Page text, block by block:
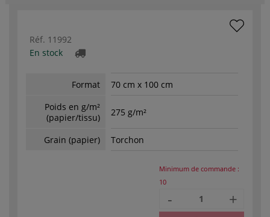
Réf. 11992
En stock
Format
70 cm x 100 cm
Poids en g/m²
(papier/tissu)
275 g/m²
Grain (papier) Torchon
Minimum de commande :
10
- +